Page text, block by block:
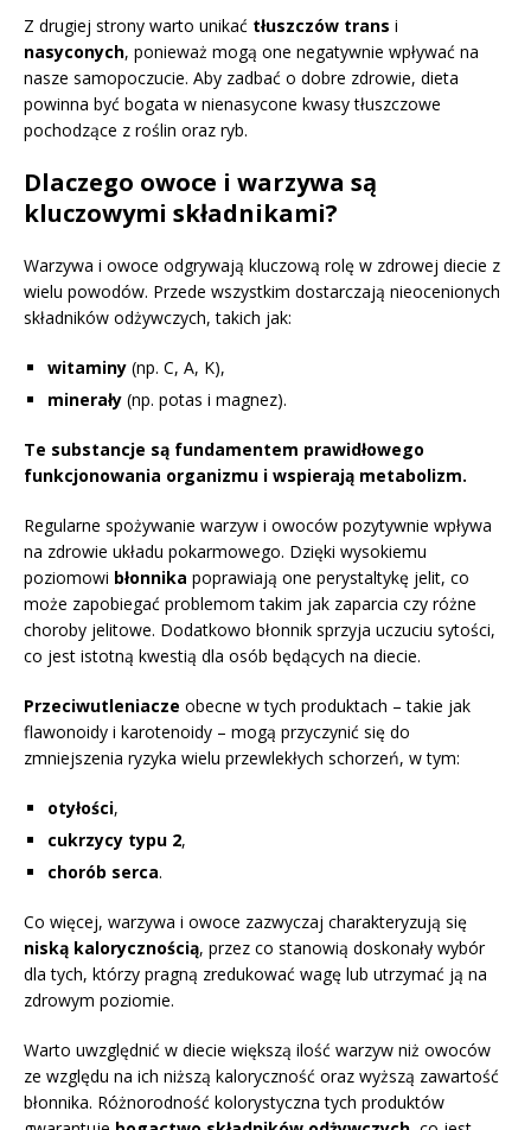
Z drugiej strony warto unikać tłuszczów trans i
nasyconych, ponieważ mogą one negatywnie wpływać na
nasze samopoczucie. Aby zadbać o dobre zdrowie, dieta
powinna być bogata w nienasycone kwasy tłuszczowe
pochodzące z roślin oraz ryb.
Dlaczego owoce i warzywa są
kluczowymi składnikami?
Warzywa i owoce odgrywają kluczową rolę w zdrowej diecie z
wielu powodów. Przede wszystkim dostarczają nieocenionych
składników odżywczych, takich jak:
witaminy (np. C, A, K),
minerały (np. potas i magnez).
Te substancje są fundamentem prawidłowego
funkcjonowania organizmu i wspierają metabolizm.
Regularne spożywanie warzyw i owoców pozytywnie wpływa
na zdrowie układu pokarmowego. Dzięki wysokiemu
poziomowi błonnika poprawiają one perystaltykę jelit, co
może zapobiegać problemom takim jak zaparcia czy różne
choroby jelitowe. Dodatkowo błonnik sprzyja uczuciu sytości,
co jest istotną kwestią dla osób będących na diecie.
Przeciwutleniacze obecne w tych produktach – takie jak
flawonoidy i karotenoidy – mogą przyczynić się do
zmniejszenia ryzyka wielu przewlekłych schorzeń, w tym:
otyłości,
cukrzycy typu 2,
chorób serca.
Co więcej, warzywa i owoce zazwyczaj charakteryzują się
niską kalorycznością, przez co stanowią doskonały wybór
dla tych, którzy pragną zredukować wagę lub utrzymać ją na
zdrowym poziomie.
Warto uwzględnić w diecie większą ilość warzyw niż owoców
ze względu na ich niższą kaloryczność oraz wyższą zawartość
błonnika. Różnorodność kolorystyczna tych produktów